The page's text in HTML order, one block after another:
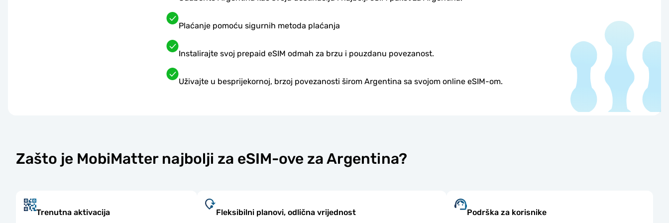
Plaćanje pomoću sigurnih metoda plaćanja
Instalirajte svoj prepaid eSIM odmah za brzu i pouzdanu povezanost.
Uživajte u besprijekornoj, brzoj povezanosti širom Argentina sa svojom online eSIM-om.
Zašto je MobiMatter najbolji za eSIM-ove za Argentina?
Trenutna aktivacija Fleksibilni planovi, odlična vrijednost Podrška za korisnike